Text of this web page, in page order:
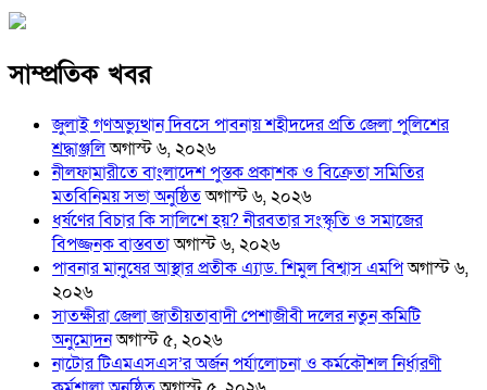
সাম্প্রতিক খবর
জুলাই গণঅভ্যুত্থান দিবসে পাবনায় শহীদদের প্রতি জেলা পুলিশের
শ্রদ্ধাঞ্জলিঅগাস্ট ৬, ২০২৬
নীলফামারীতে বাংলাদেশ পুস্তক প্রকাশক ও বিক্রেতা সমিতির
মতবিনিময় সভা অনুষ্ঠিতঅগাস্ট ৬, ২০২৬
ধর্ষণের বিচার কি সালিশে হয়? নীরবতার সংস্কৃতি ও সমাজের
বিপজ্জনক বাস্তবতাঅগাস্ট ৬, ২০২৬
পাবনার মানুষের আস্থার প্রতীক এ্যাড. শিমুল বিশ্বাস এমপিঅগাস্ট ৬,
২০২৬
সাতক্ষীরা জেলা জাতীয়তাবাদী পেশাজীবী দলের নতুন কমিটি
অনুমোদনঅগাস্ট ৫, ২০২৬
নাটোর টিএমএসএস’র অর্জন পর্যালোচনা ও কর্মকৌশল নির্ধারণী